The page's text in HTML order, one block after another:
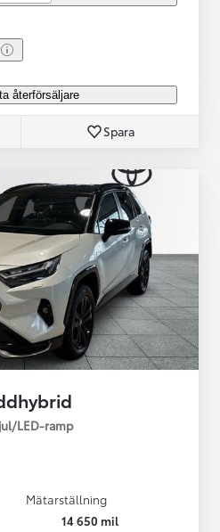
återförsäljare
Spara
LED-ramp
Mätarställning
14 650 mil